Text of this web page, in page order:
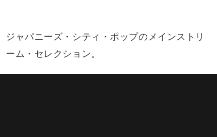
ジャパニーズ・シティ・ポップのメインストリ
ーム・セレクション。